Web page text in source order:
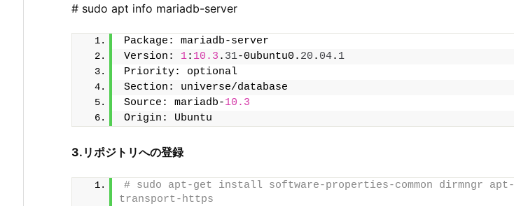
# sudo apt info mariadb-server
Package: mariadb-server
Version: 1: 10.3 . 31-0ubuntu0. 20 . 04. 1
Priority: optional
Section: universe/database
Source: mariadb-10.3
Origin: Ubuntu
3.リポジトリへの登録
# sudo apt-get install software-properties-common dirmngr apt-
transport-https